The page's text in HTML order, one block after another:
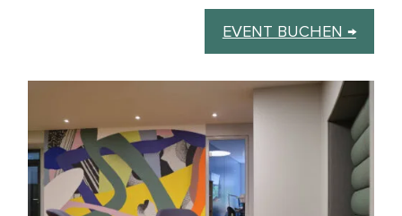
EVENT BUCHEN →